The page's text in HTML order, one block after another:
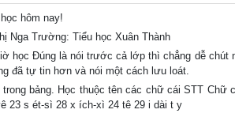
hôm nay!
Nga Trường: Tiểu học Xuân Thành
học Đúng là nói trước cả lớp thì chẳng dễ chút
đã tự tin hơn và nói một cách lưu loát.
bảng. Học thuộc tên các chữ cái STT
23 s ét-sì 28 x ích-xì 24 tê 29 i dài t y